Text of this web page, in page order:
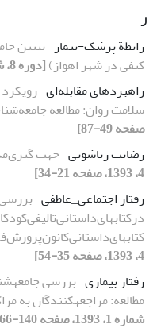
ر
رابطة پزشک-بیمار تبیین
کیفی در شهر اهواز)[دوره 8، شماره 1، 1393، صفحه 107-139]
راهبردهای مقابله‌ای
سلامت روان: مطالعة
صفحه 49-87]
رضایت زناشویی جهت
4، 1393، صفحه 21-34]
رفتار اجتماعی_عاطفی
4، 1393، صفحه 35-54]
رفتار بیماری بررسی
مطالعه: مراجعهکنندگان به
شماره 1، 1393، صفحه 140-166]